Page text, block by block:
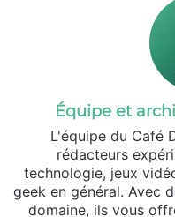
Équipe et
L'équipe du Café
rédacteurs
technologie, jeux
geek en général. Avec
domaine, ils vous